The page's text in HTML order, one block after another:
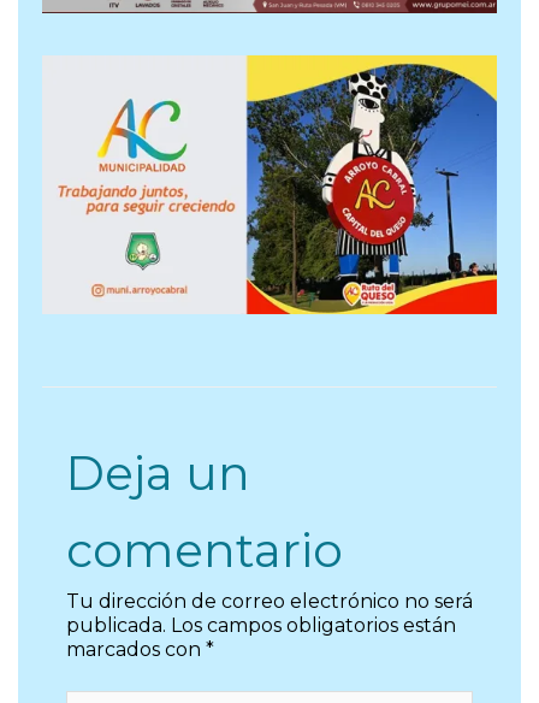
Deja un
comentario
Tu dirección de correo electrónico no será
publicada. Los campos obligatorios están
marcados con*